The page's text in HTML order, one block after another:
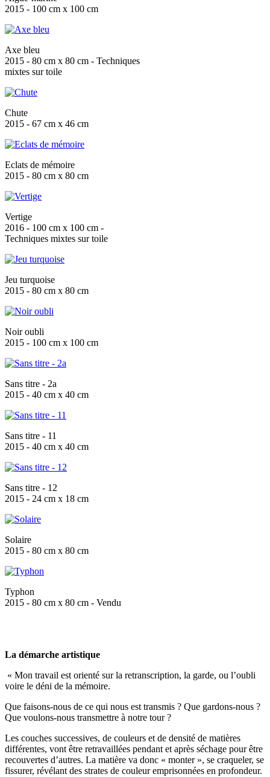
2015 - 100 cm x 100 cm
Axe bleu
2015 - 80 cm x 80 cm - Techniques
mixtes sur toile
Chute
2015 - 67 cm x 46 cm
Eclats de mémoire
2015 - 80 cm x 80 cm
Vertige
2016 - 100 cm x 100 cm -
Techniques mixtes sur toile
Jeu turquoise
2015 - 80 cm x 80 cm
Noir oubli
2015 - 100 cm x 100 cm
Sans titre - 2a
2015 - 40 cm x 40 cm
Sans titre - 11
2015 - 40 cm x 40 cm
Sans titre - 12
2015 - 24 cm x 18 cm
Solaire
2015 - 80 cm x 80 cm
Typhon
2015 - 80 cm x 80 cm - Vendu
La démarche artistique
« Mon travail est orienté sur la retranscription, la garde, ou l’oubli
voire le déni de la mémoire.
Que faisons-nous de ce qui nous est transmis ? Que gardons-nous ?
Que voulons-nous transmettre à notre tour ?
Les couches successives, de couleurs et de densité de matières
différentes, vont être retravaillées pendant et après séchage pour être
recouvertes d’autres. La matière va donc « monter », se craqueler, se
fissurer, révélant des strates de couleur emprisonnées en profondeur.